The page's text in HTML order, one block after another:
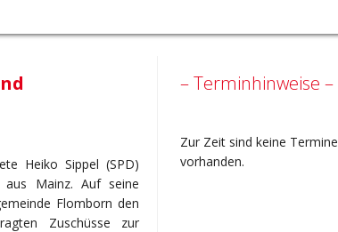
Heiko Sippel (SPD)
Mainz. Auf seine
Flomborn den
Zuschüsse zur
– Terminhinweise –
Zur Zeit sind keine Termine
vorhanden.